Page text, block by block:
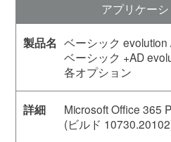
アプリケー
ベーシック evolution
ベーシック +AD
各オプション
Microsoft Office 365
(ビルド